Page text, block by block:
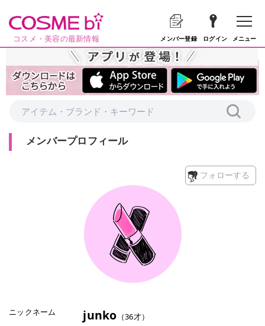
コスメ・美容の最新情報 メンバー登録 ログイン メニュー
メンバープロフィール
フォローする
ニックネーム junko （36才）